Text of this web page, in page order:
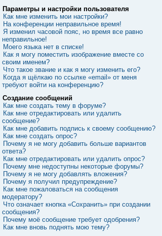
Параметры и настройки пользователя
Как мне изменить мои настройки?
На конференции неправильное время!
Я изменил часовой пояс, но время все равно
неправильное!
Моего языка нет в списке!
Как я могу поместить изображение вместе со
своим именем?
Что такое звание и как я могу изменить его?
Когда я щёлкаю по ссылке «email» от меня
требуют войти на конференцию?
Создание сообщений
Как мне создать тему в форуме?
Как мне отредактировать или удалить
сообщение?
Как мне добавить подпись к своему сообщению?
Как мне создать опрос?
Почему я не могу добавить больше вариантов
ответа?
Как мне отредактировать или удалить опрос?
Почему мне недоступны некоторые форумы?
Почему я не могу добавлять вложения?
Почему я получил предупреждение?
Как мне пожаловаться на сообщения
модератору?
Что означает кнопка «Сохранить» при создании
сообщения?
Почему моё сообщение требует одобрения?
Как мне вновь поднять мою тему?